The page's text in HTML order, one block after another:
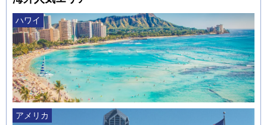
ハワイ
アメリカ